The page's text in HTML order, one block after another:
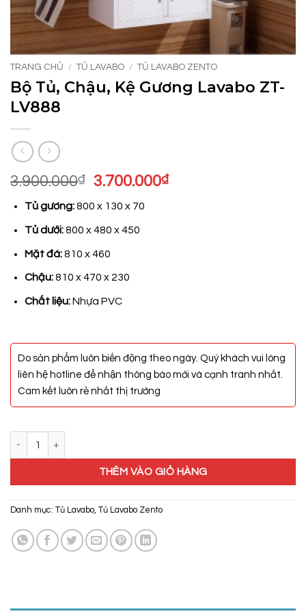
TRANG CHỦ / TỦ LAVABO / TỦ LAVABO ZENTO
Bộ Tủ, Chậu, Kệ Gương Lavabo ZT-
LV888
3.900.000₫
Giá
là:
3.900.000₫.
3.700.000₫Giá
Tủ gương:800 x 130 x 70
Tủ dưới:800 x 480 x 450
Mặt đá:810 x 460
Chậu:810 x 470 x 230
Chất liệu:Nhựa PVC
Do sản phẩm luôn biến động theo ngày. Quý khách vui lòng
liên hệ hotline để nhận thông báo mới và cạnh tranh nhất.
Cam kết luôn rẻ nhất thị trường
THÊM VÀO GIỎ HÀNG
Danh mục: Tủ Lavabo Tủ Lavabo Zento